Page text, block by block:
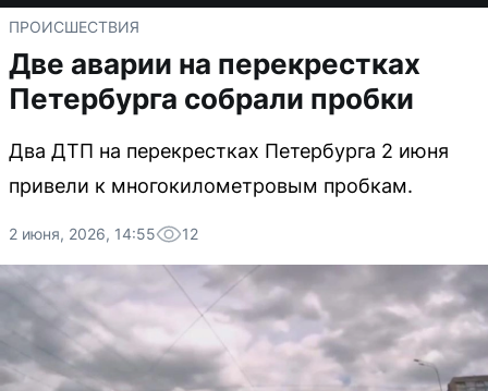
ПРОИСШЕСТВИЯ
Две аварии на перекрестках
Петербурга собрали пробки
Два ДТП на перекрестках Петербурга 2 июня
привели к многокилометровым пробкам.
2 июня, 2026, 14:55 12